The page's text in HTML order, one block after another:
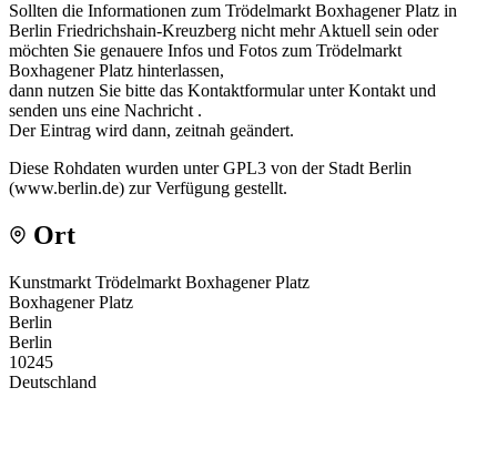
Sollten die Informationen zum Trödelmarkt Boxhagener Platz in
Berlin Friedrichshain-Kreuzberg nicht mehr Aktuell sein oder
möchten Sie genauere Infos und Fotos zum Trödelmarkt
Boxhagener Platz hinterlassen,
dann nutzen Sie bitte das Kontaktformular unter Kontakt und
senden uns eine Nachricht .
Der Eintrag wird dann, zeitnah geändert.
Diese Rohdaten wurden unter GPL3 von der Stadt Berlin
(www.berlin.de) zur Verfügung gestellt.
Ort
Kunstmarkt Trödelmarkt Boxhagener Platz
Boxhagener Platz
Berlin
Berlin
10245
Deutschland